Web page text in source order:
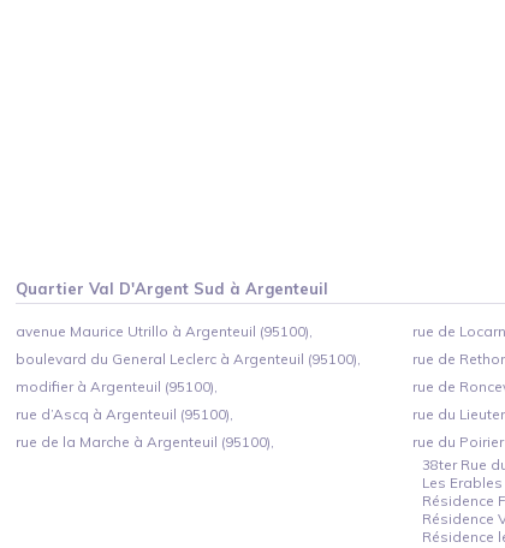
QuartierVal D'Argent Sud àArgenteuil
avenue Maurice Utrillo à Argenteuil (95100),
boulevard du General Leclerc à Argenteuil (95100),
modifier à Argenteuil (95100),
rue d’Ascq à Argenteuil (95100),
rue de la Marche à Argenteuil (95100),
rue de
rue de
rue de
rue du
rue du
38ter Rue
Les Erables
Résidence
Résidence
Résidence